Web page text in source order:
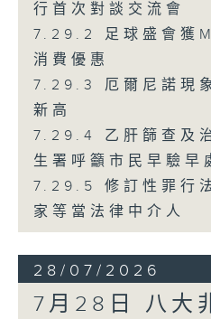
行首次對談交流會
7.29.2 足球盛會獲
消費優惠
7.29.3 厄爾尼諾現
新高
7.29.4 乙肝篩查及
生署呼籲市民早驗早
7.29.5 修訂性罪行
家等當法律中介人
28/07/2026
7月28日 八大